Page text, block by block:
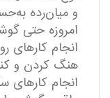
و میان‌رده
امروزه حتی
انجام کارهای
هنگ کردن و
انجام کارهای